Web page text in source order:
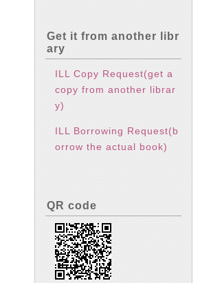
Get it from another libr
ary
ILL Copy Request(get a
copy from another librar
y)
ILL Borrowing Request(b
orrow the actual book)
QR code